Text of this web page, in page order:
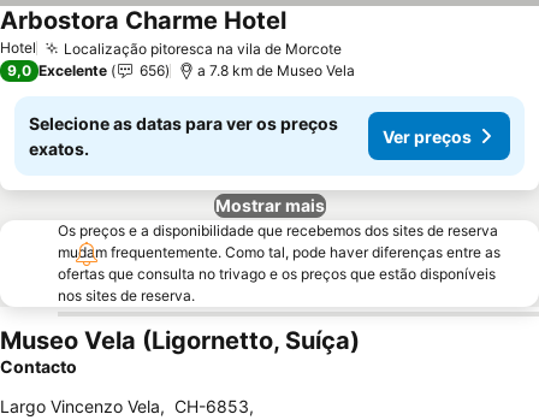
Hotel Localização pitoresca na vila de MorcoteVer preços
Arbostora Charme HotelVer preços
9,0 Excelente 656 a 7.8 km de Museo Vela
Selecione as datas para ver os preços
exatos.
Ver preços
Mostrar mais
Os preços e a disponibilidade que recebemos dos sites de reserva
mudam frequentemente. Como tal, pode haver diferenças entre as
ofertas que consulta no trivago e os preços que estão disponíveis
nos sites de reserva.
Museo Vela (Ligornetto, Suíça)
Contacto
Largo Vincenzo Vela, CH-6853,